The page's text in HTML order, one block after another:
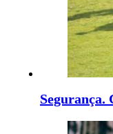
Segurança.